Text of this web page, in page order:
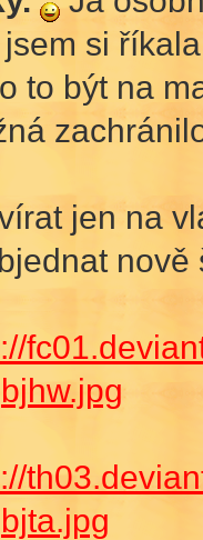
jsem si
to být na
jen na